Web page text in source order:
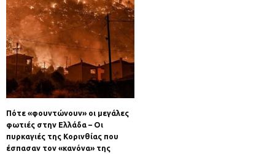
Πότε «φουντώνουν» οι μεγάλες
φωτιές στην Ελλάδα – Οι
πυρκαγιές της Κορινθίας που
έσπασαν τον «κανόνα» της